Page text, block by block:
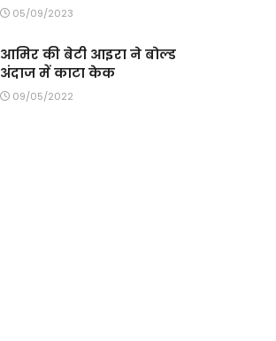
05/09/2023
आमिर की बेटी आइरा ने बोल्ड
अंदाज में काटा केक
09/05/2022